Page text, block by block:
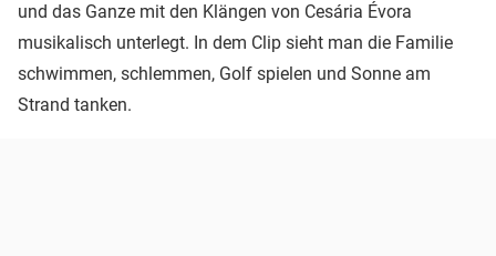
und das Ganze mit den Klängen von Cesária Évora
musikalisch unterlegt. In dem Clip sieht man die Familie
schwimmen, schlemmen, Golf spielen und Sonne am
Strand tanken.